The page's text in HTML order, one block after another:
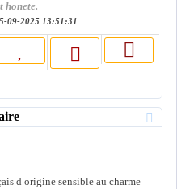
honete.
09-2025 13:51:31
d origine sensible au charme